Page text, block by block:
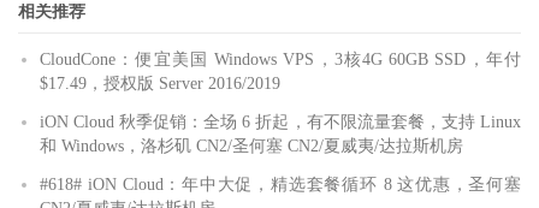
相关推荐
CloudCone：便宜美国 Windows VPS，3核4G 60GB SSD，年付
$17.49，授权版 Server 2016/2019
iON Cloud 秋季促销：全场 6 折起，有不限流量套餐，支持 Linux
和 Windows，洛杉矶 CN2/圣何塞 CN2/夏威夷/达拉斯机房
#618# iON Cloud：年中大促，精选套餐循环 8 这优惠，圣何塞